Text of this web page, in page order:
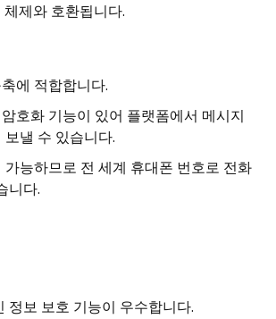
제와 호환됩니다.
에 적합합니다.
호화 기능이 있어 플랫폼에서 메시지
낼 수 있습니다.
가능하므로 전 세계 휴대폰 번호로 전화
니다.
정보 보호 기능이 우수합니다.